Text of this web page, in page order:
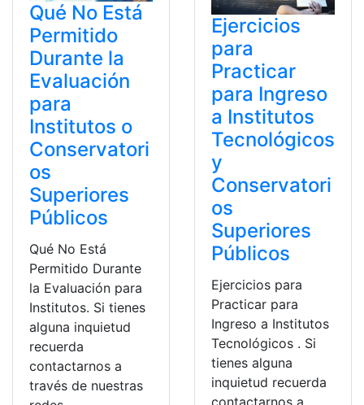
Qué No Está
Permitido
Durante la
Evaluación
para
Institutos o
Conservatori
os
Superiores
Públicos
Qué No Está
Permitido Durante
la Evaluación para
Institutos. Si tienes
alguna inquietud
recuerda
contactarnos a
través de nuestras
Ejercicios
para
Practicar
para Ingreso
a Institutos
Tecnológicos
y
Conservatori
os
Superiores
Públicos
Ejercicios para
Practicar para
Ingreso a Institutos
Tecnológicos . Si
tienes alguna
inquietud recuerda